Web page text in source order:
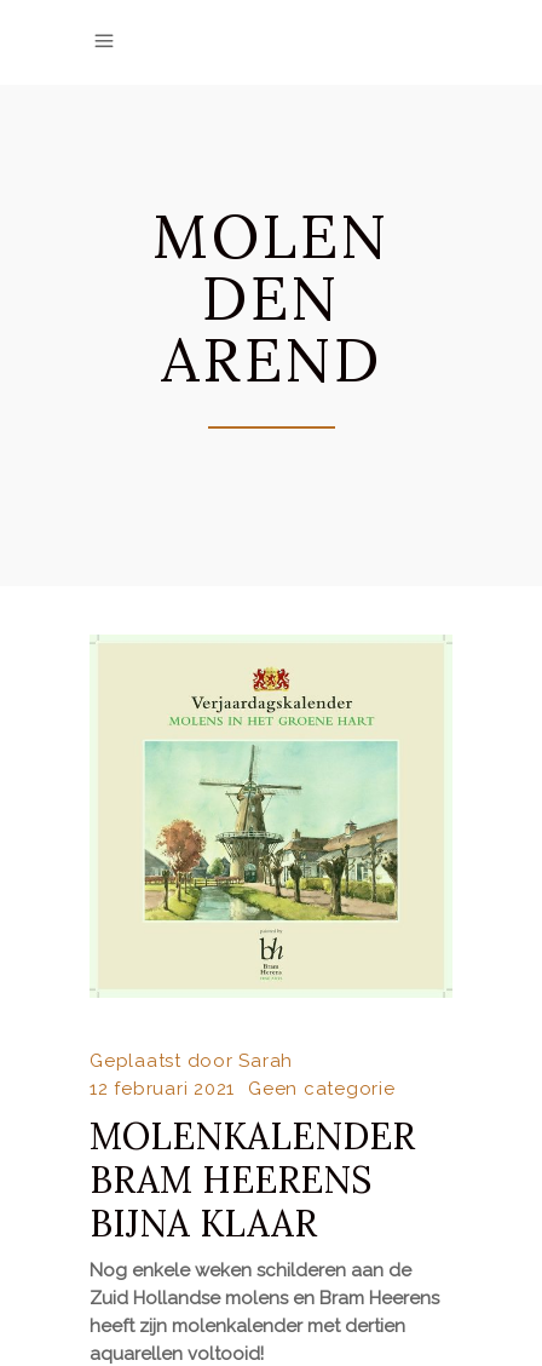
MOLEN
DEN
AREND
Geplaatst doorSarah
12 februari 2021
Geen categorie
MOLENKALENDER
BRAM HEERENS
BIJNA KLAAR
Nog enkele weken schilderen aan de
Zuid Hollandse molens en Bram Heerens
heeft zijn molenkalender met dertien
aquarellen voltooid!